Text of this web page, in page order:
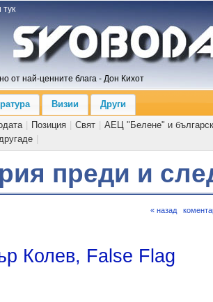
от най-ценните блага - Дон Кихот
Визии
Други
Позиция Свят
АЕЦ "Белене" и
преди и
« назад
Колев, False Flag